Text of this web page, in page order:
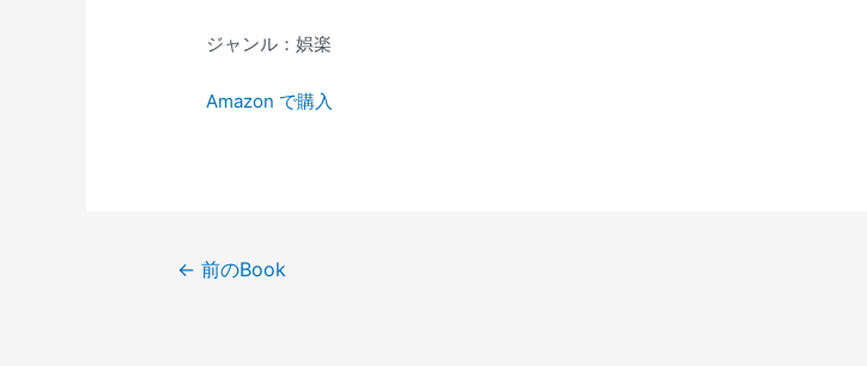
ジャンル：娯楽
Amazon で購入
← 前のBook